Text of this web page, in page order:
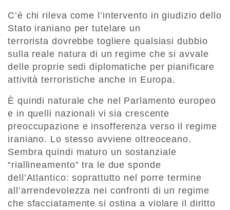
C’è chi rileva come l’intervento in giudizio dello
Stato iraniano per tutelare un
terrorista dovrebbe togliere qualsiasi dubbio
sulla reale natura di un regime che si avvale
delle proprie sedi diplomatiche per pianificare
attività terroristiche anche in Europa.
È quindi naturale che nel Parlamento europeo
e in quelli nazionali vi sia crescente
preoccupazione e insofferenza verso il regime
iraniano. Lo stesso avviene oltreoceano.
Sembra quindi maturo un sostanziale
“riallineamento” tra le due sponde
dell’Atlantico: soprattutto nel porre termine
all’arrendevolezza nei confronti di un regime
che sfacciatamente si ostina a violare il diritto